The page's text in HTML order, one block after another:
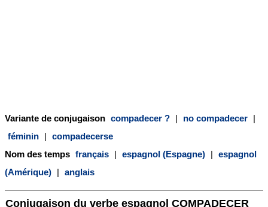
Variante de conjugaison compadecer ? | no compadecer |
féminin | compadecerse
Nom des temps français | espagnol (Espagne) | espagnol
(Amérique) | anglais
Conjugaison du verbe espagnol COMPADECER